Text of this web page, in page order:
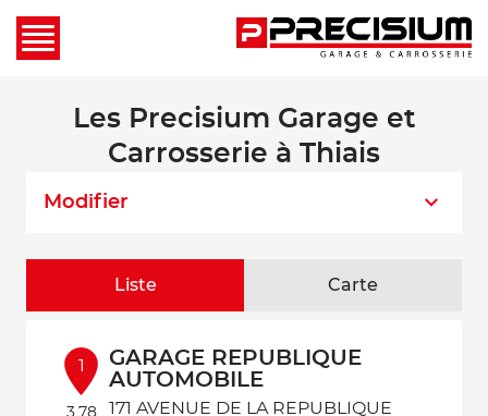
Les Precisium Garage et
Carrosserie à Thiais
Modifier
Liste Carte
1
3.78
GARAGE REPUBLIQUE
AUTOMOBILE
171 AVENUE DE LA REPUBLIQUE